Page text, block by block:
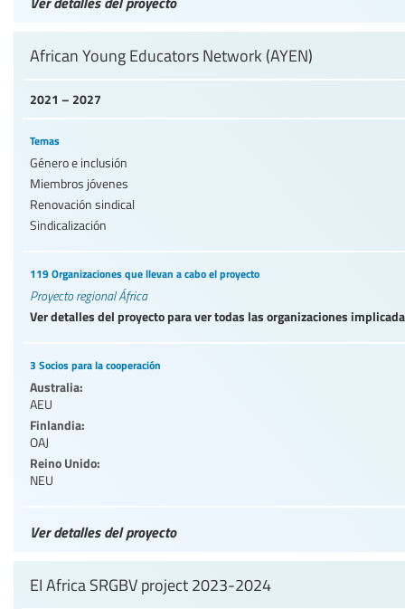
2021 – 2027
African Young Educators Network (AYEN)
Temas
Género e inclusión
Miembros jóvenes
Renovación sindical
Sindicalización
119 Organizaciones que llevan a cabo el proyecto
Proyecto regional África
Ver detalles del proyecto para ver todas las organizaciones
3 Socios para la cooperación
Australia:
AEU
Finlandia:
OAJ
Reino Unido:
NEU
Ver detalles del proyecto
EI Africa SRGBV project 2023-2024